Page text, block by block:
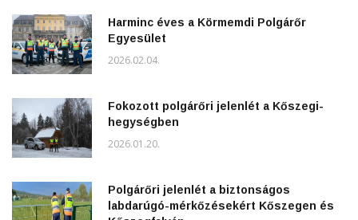
Harminc éves a Körmemdi Polgárőr
Egyesület
2026.02.04.
Fokozott polgárőri jelenlét a Kőszegi-
hegységben
2026.01.20.
Polgárőri jelenlét a biztonságos
labdarúgó-mérkőzésekért Kőszegen és